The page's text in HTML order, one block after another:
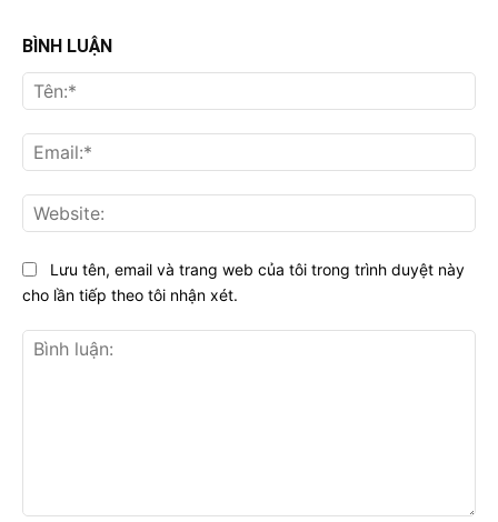
BÌNH LUẬN
Lưu tên, email và trang web của tôi trong trình duyệt này
cho lần tiếp theo tôi nhận xét.